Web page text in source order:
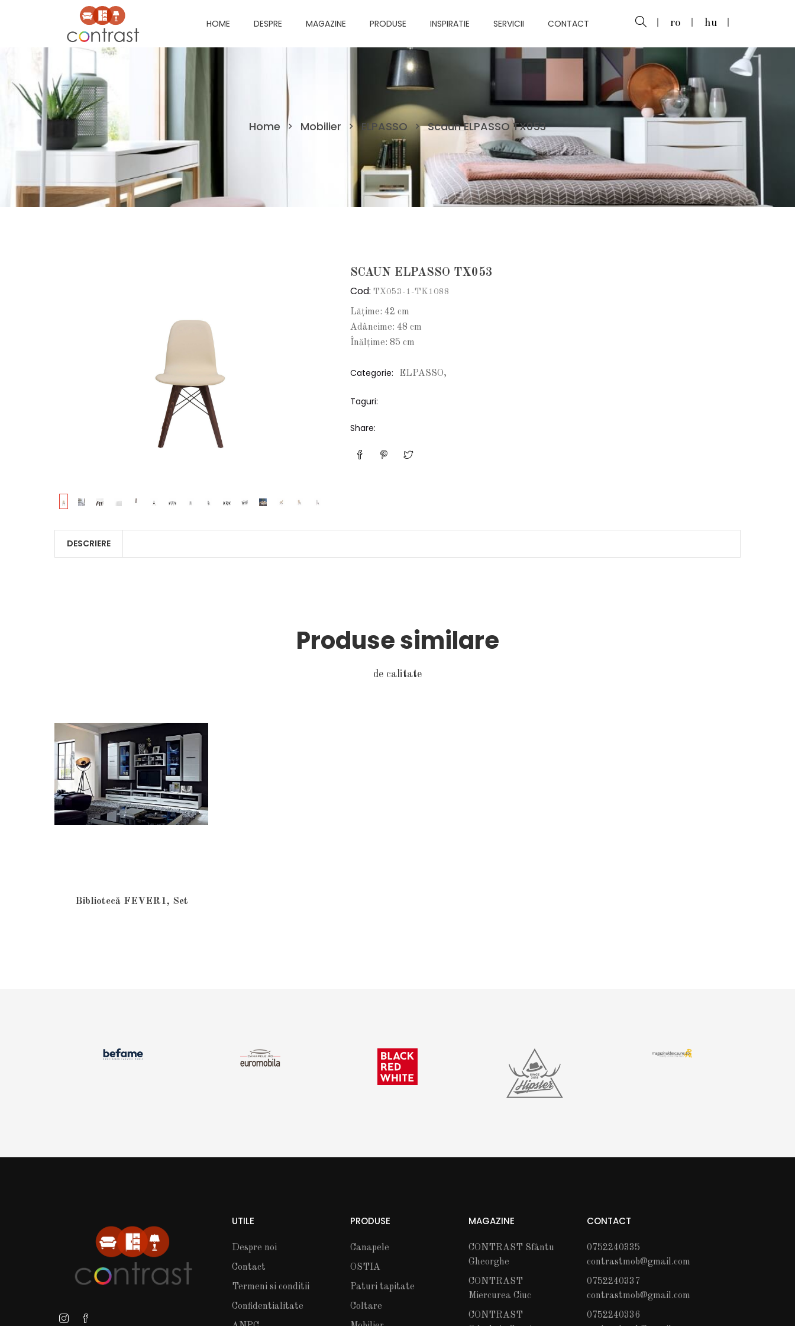
HOME DESPRE MAGAZINE PRODUSE INSPIRATIE SERVICII CONTACT ro hu
Home Mobilier ELPASSO Scaun ELPASSO TX053
SCAUN ELPASSO TX053
Cod: TX053-1-TK1088
Lățime: 42 cm
Adâncime: 48 cm
Înălțime: 85 cm
Categorie: ELPASSO,
Taguri:
Share:
DESCRIERE
Produse similare
de calitate
Bibliotecă FEVER1, Set
UTILE
Despre noi
Contact
Termeni si conditii
Confidentialitate
PRODUSE
Canapele
OSTIA
Paturi tapitate
Coltare
MAGAZINE
CONTRAST Sfântu
Gheorghe
CONTRAST
Miercurea Ciuc
CONTRAST
CONTACT
0752240335
contrastmob@gmail.com
0752240337
contrastmob@gmail.com
0752240336